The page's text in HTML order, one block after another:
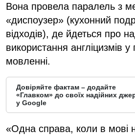
Вона провела паралель з
«диспоузер» (кухонний
відходів), де йдеться про
використання англіцизмів
мовленні.
Довіряйте фактам – додайте
«Главком» до своїх надійних
у Google
«Одна справа, коли в мові